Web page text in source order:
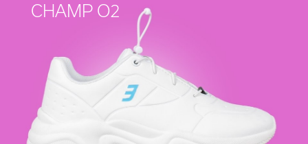
CHAMP O2